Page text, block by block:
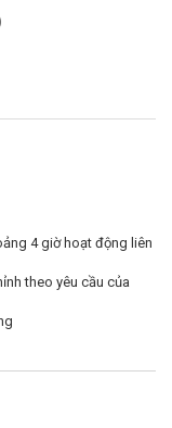
4 giờ hoạt động liên
theo yêu cầu của